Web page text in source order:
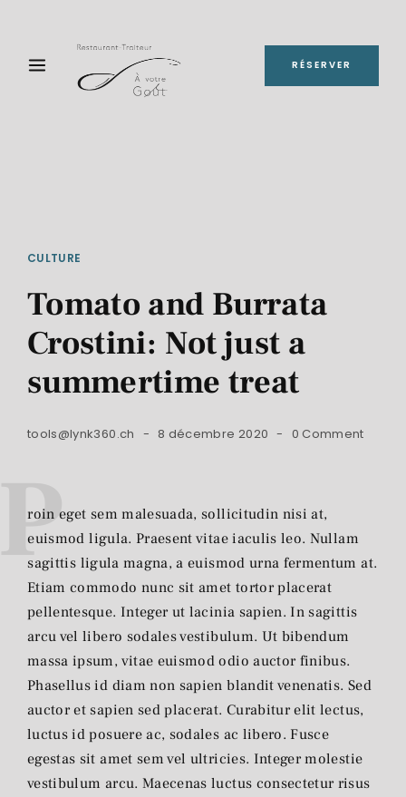
RÉSERVER
CULTURE
Tomato and Burrata
Crostini: Not just a
summertime treat
tools@lynk360.ch 8 décembre 2020 0 Comment
roin eget sem malesuada, sollicitudin nisi at,
euismod ligula. Praesent vitae iaculis leo. Nullam
sagittis ligula magna, a euismod urna fermentum at.
Etiam commodo nunc sit amet tortor placerat
pellentesque. Integer ut lacinia sapien. In sagittis
arcu vel libero sodales vestibulum. Ut bibendum
massa ipsum, vitae euismod odio auctor finibus.
Phasellus id diam non sapien blandit venenatis. Sed
auctor et sapien sed placerat. Curabitur elit lectus,
luctus id posuere ac, sodales ac libero. Fusce
egestas sit amet sem vel ultricies. Integer molestie
vestibulum arcu. Maecenas luctus consectetur risus